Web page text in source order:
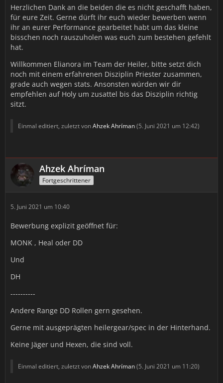
Herzlichen Dank an die beiden die es nicht geschafft haben,
für eure Zeit. Gerne dürft ihr euch wieder bewerben wenn
ihr an eurer Performance gearbeitet habt um das kleine
bisschen noch rauszuholen was euch zum bestehen gefehlt
hat.
Willkommen Elianora im Team der Heiler, bitte setzt dich
noch mit einem erfahrenen Disziplin Priester zusammen,
grade auch wegen stats. Ansonsten würden wir dir
empfehlen auf Holy um zusattel bis das Disziplin richtig
sitzt.
Einmal editiert, zuletzt vonAhzek Ahríman(5. Juni 2021 um 12:42)
Ahzek Ahríman
Fortgeschrittener
5. Juni 2021 um 10:40
Bewerbung explizit geöffnet für:
MONK , Heal oder DD
Und
DH
----------
Andere Range DD Rollen gern gesehen.
Gerne mit ausgeprägten heilergear/spec in der Hinterhand.
Keine Jäger und Hexen, die sind voll.
Einmal editiert, zuletzt vonAhzek Ahríman(5. Juni 2021 um 11:20)